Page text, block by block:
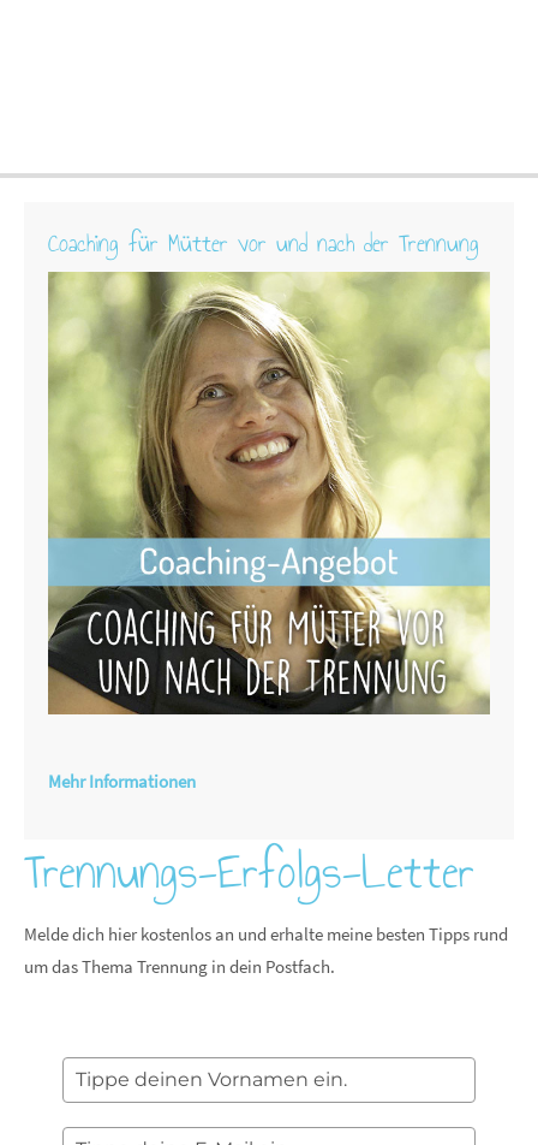
Coaching für Mütter vor und nach der Trennung
Mehr Informationen
Trennungs-Erfolgs-Letter
Melde dich hier kostenlos an und erhalte meine besten Tipps rund
um das Thema Trennung in dein Postfach.